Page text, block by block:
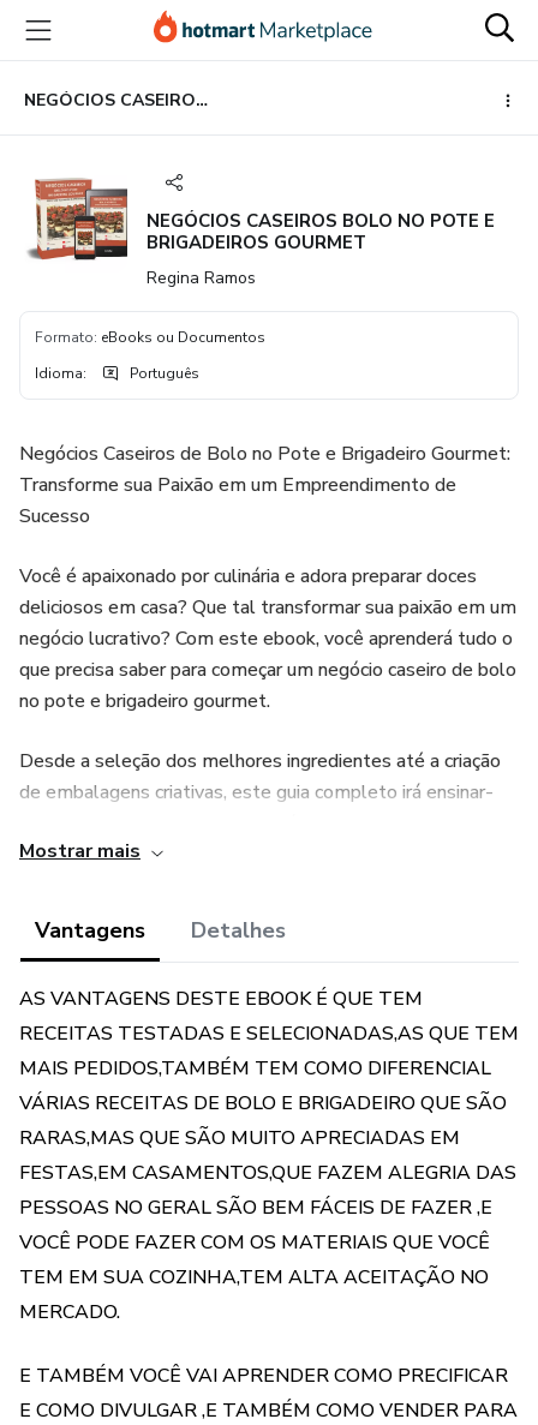
para
conteúdo
principal
para
pagamento
para
rodapé
NEGÓCIOS CASEIROS BOLO NO POTE E BRIGADEIROS GOURMET
NEGÓCIOS CASEIROS BOLO NO POTE E
BRIGADEIROS GOURMET
Regina Ramos
Formato: eBooks ou Documentos
Idioma: Português
Negócios Caseiros de Bolo no Pote e Brigadeiro Gourmet:
Transforme sua Paixão em um Empreendimento de
Sucesso
Você é apaixonado por culinária e adora preparar doces
deliciosos em casa? Que tal transformar sua paixão em um
negócio lucrativo? Com este ebook, você aprenderá tudo o
que precisa saber para começar um negócio caseiro de bolo
no pote e brigadeiro gourmet.
Desde a seleção dos melhores ingredientes até a criação
de embalagens criativas, este guia completo irá ensinar-
mercado. Você aprenderá a criar receitas incríveis, como o
mousse de maracujá e muitas outras opções.
ebook irá guiá-lo através dos passos importantes para
estabelecer um negócio de sucesso. Você aprenderá sobre
a importância do planejamento de negócios, marketing e
vendas. Além disso, você descobrirá como definir preços.
Se você já tem um emprego em período integral, mas está
procurando por uma renda extra, ou se você quer começar
um negócio em tempo integral, este guia é para você. Com
a ajuda deste ebook, você pode transformar seu hobby em
um empreendimento de sucesso. Então, comece a planejar
seu futuro como empreendedor agora mesmo e faça seus
Mostrar mais
Vantagens Detalhes
AS VANTAGENS DESTE EBOOK É QUE TEM
RECEITAS TESTADAS E SELECIONADAS,AS QUE TEM
MAIS PEDIDOS,TAMBÉM TEM COMO DIFERENCIAL
VÁRIAS RECEITAS DE BOLO E BRIGADEIRO QUE SÃO
RARAS,MAS QUE SÃO MUITO APRECIADAS EM
FESTAS,EM CASAMENTOS,QUE FAZEM ALEGRIA DAS
PESSOAS NO GERAL SÃO BEM FÁCEIS DE FAZER ,E
VOCÊ PODE FAZER COM OS MATERIAIS QUE VOCÊ
TEM EM SUA COZINHA,TEM ALTA ACEITAÇÃO NO
MERCADO.
E TAMBÉM VOCÊ VAI APRENDER COMO PRECIFICAR
E COMO DIVULGAR ,E TAMBÉM COMO VENDER PARA